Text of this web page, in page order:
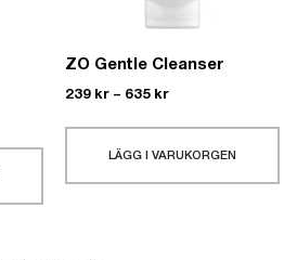
ZO Gentle Cleanser
239 kr – 635 kr
LÄGG I VARUKORGEN